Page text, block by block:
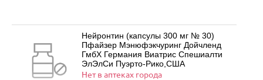
Нейронтин (капсулы 300 мг № 30)
Пфайзер Мэнюфэкчуринг Дойчленд
ГмбХ Германия Виатрис Спешиалти
ЭлЭлСи Пуэрто-Рико,США
Нет в аптеках города